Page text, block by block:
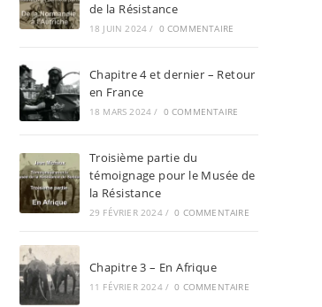
de la Résistance
18 JUIN 2024 / 0 COMMENTAIRE
Chapitre 4 et dernier – Retour
en France
18 MARS 2024 / 0 COMMENTAIRE
Troisième partie du
témoignage pour le Musée de
la Résistance
29 FÉVRIER 2024 / 0 COMMENTAIRE
Chapitre 3 – En Afrique
11 FÉVRIER 2024 / 0 COMMENTAIRE